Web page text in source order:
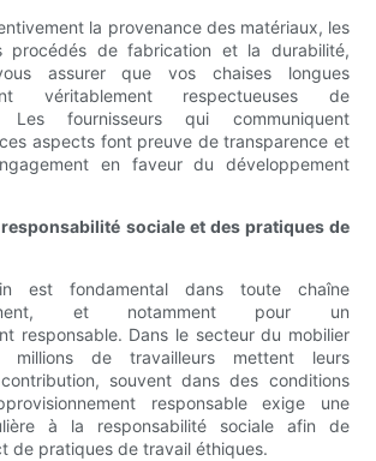
la provenance des matériaux, les
procédés de fabrication et la durabilité,
assurer que vos chaises longues
véritablement respectueuses de
Les fournisseurs qui communiquent
aspects font preuve de transparence et
en faveur du développement
sociale et des pratiques de
est fondamental dans toute chaîne
et notamment pour un
responsable. Dans le secteur du mobilier
millions de travailleurs mettent leurs
souvent dans des conditions
responsable exige une
à la responsabilité sociale afin de
de pratiques de travail éthiques.